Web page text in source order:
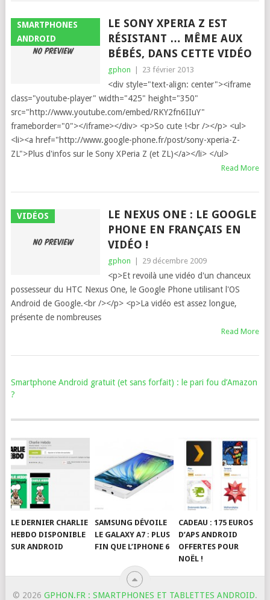
SMARTPHONES
ANDROID
LE SONY XPERIA Z EST
RÉSISTANT … MÊME AUX
BÉBÉS, DANS CETTE VIDÉO
gphon 23 février 2013
<div style="text-align: center"><iframe
class="youtube-player" width="425" height="350"
src="http://www.youtube.com/embed/RKY2fn6IIuY"
frameborder="0"></iframe></div> <p>So cute !<br /></p> <ul>
<li><a href="http://www.google-phone.fr/post/sony-xperia-Z-
ZL">Plus d'infos sur le Sony XPeria Z (et ZL)</a></li> </ul>
Read More
VIDÉOS
LE NEXUS ONE : LE GOOGLE
PHONE EN FRANÇAIS EN
VIDÉO !
gphon 29 décembre 2009
<p>Et revoilà une vidéo d'un chanceux
possesseur du HTC Nexus One, le Google Phone utilisant l'OS
Android de Google.<br /></p> <p>La vidéo est assez longue,
présente de nombreuses
Read More
Smartphone Android gratuit (et sans forfait) : le pari fou d’Amazon
?
LE DERNIER CHARLIE
HEBDO DISPONIBLE
SUR ANDROID
SAMSUNG DÉVOILE
LE GALAXY A7 : PLUS
FIN QUE L’IPHONE 6
CADEAU : 175 EUROS
D’APS ANDROID
OFFERTES POUR
NOËL !
© 2026 GPHON.FR : SMARTPHONES ET TABLETTES ANDROID.